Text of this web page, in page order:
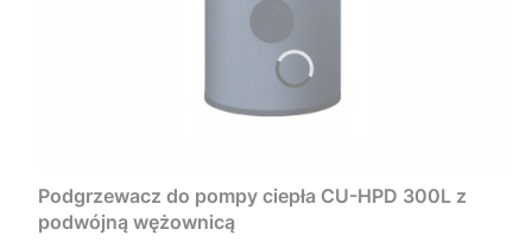
Podgrzewacz do pompy ciepła CU-HPD 300L z
podwójną wężownicą